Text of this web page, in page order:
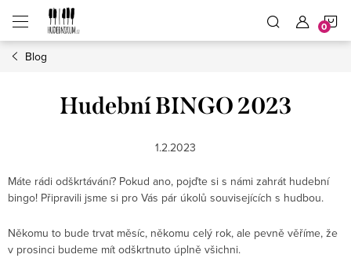
obsah
Blog
Hudební BINGO 2023
1.2.2023
Máte rádi odškrtávání? Pokud ano, pojďte si s námi zahrát hudební
bingo! Připravili jsme si pro Vás pár úkolů souvisejících s hudbou.
Někomu to bude trvat měsíc, někomu celý rok, ale pevně věříme, že
v prosinci budeme mít odškrtnuto úplně všichni.